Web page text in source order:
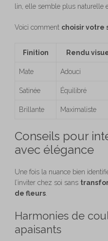
lin, elle semble plus naturelle
Voici comment choisir votre
Finition Rendu
Mate Adouci
Satinée Équilibré
Brillante Maximaliste
Conseils pour
avec élégance
Une fois la nuance bien
l’inviter chez soi sans
de fleurs
Harmonies de
apaisants